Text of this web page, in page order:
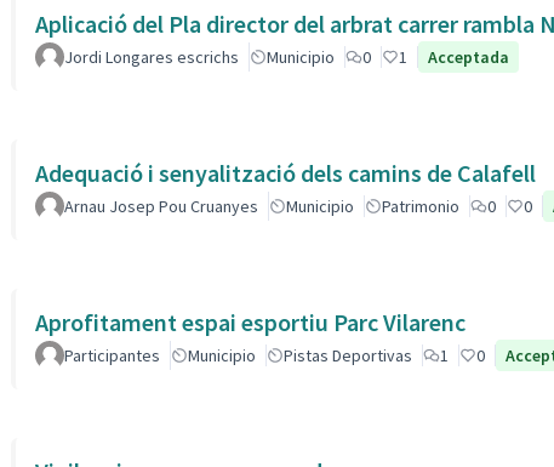
Aplicació del Pla director del arbrat carrer rambla
Jordi Longares escrichs Municipio 0 1 Acceptada
Adequació i senyalització dels camins de Calafell
Arnau Josep Pou Cruanyes Municipio Patrimonio 0 0
Aprofitament espai esportiu Parc Vilarenc
Participantes Municipio Pistas Deportivas 1 0